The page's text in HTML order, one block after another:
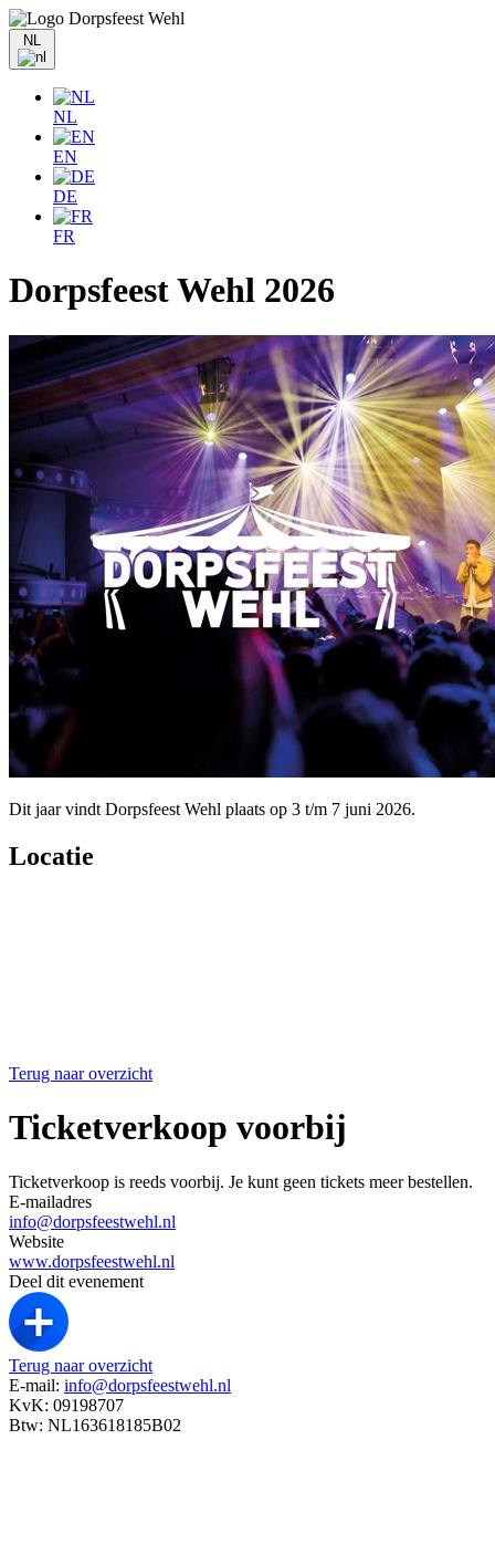
NL
NL
EN
DE
FR
Dorpsfeest Wehl 2026
Dit jaar vindt Dorpsfeest Wehl plaats op 3 t/m 7 juni 2026.
Locatie
Terug naar overzicht
Ticketverkoop voorbij
Ticketverkoop is reeds voorbij. Je kunt geen tickets meer bestellen.
E-mailadres
info@dorpsfeestwehl.nl
Website
www.dorpsfeestwehl.nl
Deel dit evenement
Terug naar overzicht
E-mail: info@dorpsfeestwehl.nl
KvK: 09198707
Btw: NL163618185B02